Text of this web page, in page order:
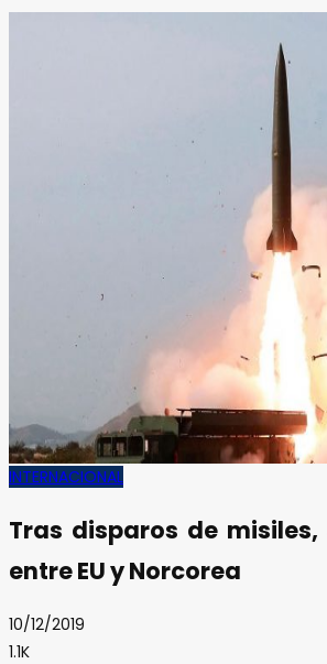
INTERNACIONAL
Tras disparos de
entre EU y Norcorea
10/12/2019
1.1K